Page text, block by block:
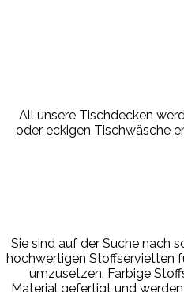
All unsere Tischdecken
oder eckigen Tischwäsche
Sie sind auf der Suche nach
hochwertigen Stoffservietten
umzusetzen. Farbige
Material gefertigt und